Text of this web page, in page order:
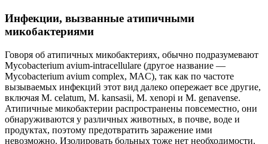
Инфекции, вызванные атипичными
микобактериями
Говоря об атипичных микобактериях, обычно подразумевают
Mycobacterium avium-intracellulare (другое название —
Mycobacterium avium complex, MAC), так как по частоте
вызываемых инфекций этот вид далеко опережает все другие,
включая M. celatum, M. kansasii, M. xenopi и M. genavense.
Атипичные микобактерии распространены повсеместно, они
обнаруживаются у различных животных, в почве, воде и
продуктах, поэтому предотвратить заражение ими
невозможно. Изолировать больных тоже нет необходимости.